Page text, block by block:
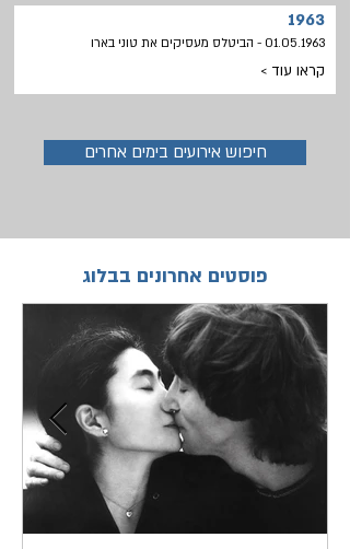
1963
01.05.1963 - הביטלס מעסיקים את טוני בארו
קראו עוד >
חיפוש אירועים בימים אחרים
פוסטים אחרונים בבלוג